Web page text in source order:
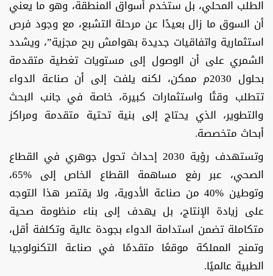
الطلب المحلي، بل ستخدم أسواق المنطقة، وهو ما يعني
أن السوق ما زال بعيدًا عن مرحلة التشبع، مع وجود فرص
استثمارية واتفاقيات جديدة بهوامش ربح مجزية”، ويشدد
الشمري على أن الوصول إلى مستويات تغطية متقدمة
بحلول 2030م ممكن، لكنه يلفت إلى أن صناعة الدواء
تتطلب وقتًا واستثمارات كبيرة، خاصة في جانب البحث
والتطوير، الذي يحتاج إلى بنية تحتية متقدمة ومراكز
أبحاث متخصصة.
وتستهدف رؤية 2030 إحداث تحول جوهري في القطاع
الصحي، عبر رفع مساهمة القطاع الخاص إلى %65،
وتوطين %40 من صناعة الأدوية، ولا يقتصر هذا التوجه
على زيادة الإنتاج، بل يهدف إلى بناء منظومة صحية
متكاملة تضمن استدامة الدواء بجودة عالية وتكلفة أقل،
وتمنح المملكة موقعًا متقدمًا في صناعة التكنولوجيا
الطبية عالميًا.